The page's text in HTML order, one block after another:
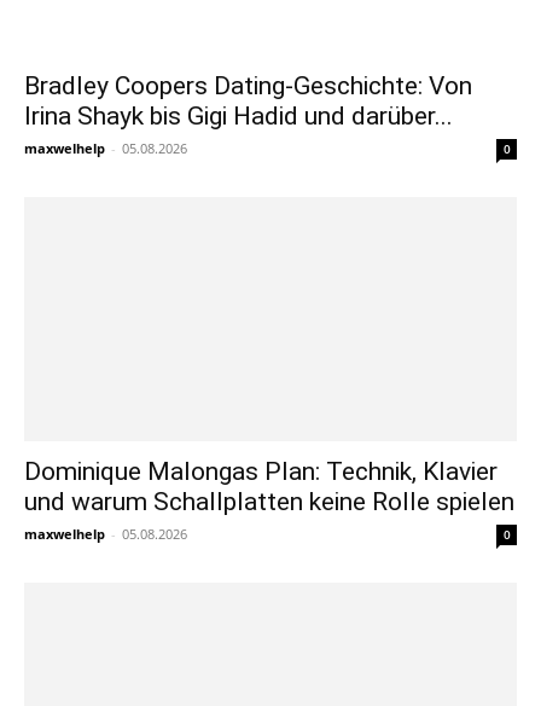
Bradley Coopers Dating-Geschichte: Von
Irina Shayk bis Gigi Hadid und darüber...
maxwelhelp - 05.08.2026 0
Dominique Malongas Plan: Technik, Klavier
und warum Schallplatten keine Rolle spielen
maxwelhelp - 05.08.2026 0